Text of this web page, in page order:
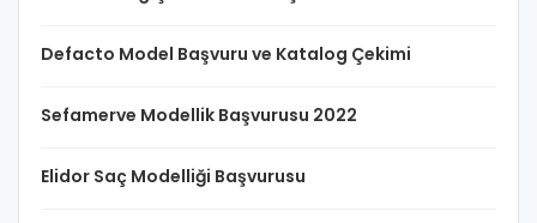
Defacto Model Başvuru ve Katalog Çekimi
Sefamerve Modellik Başvurusu 2022
Elidor Saç Modelliği Başvurusu